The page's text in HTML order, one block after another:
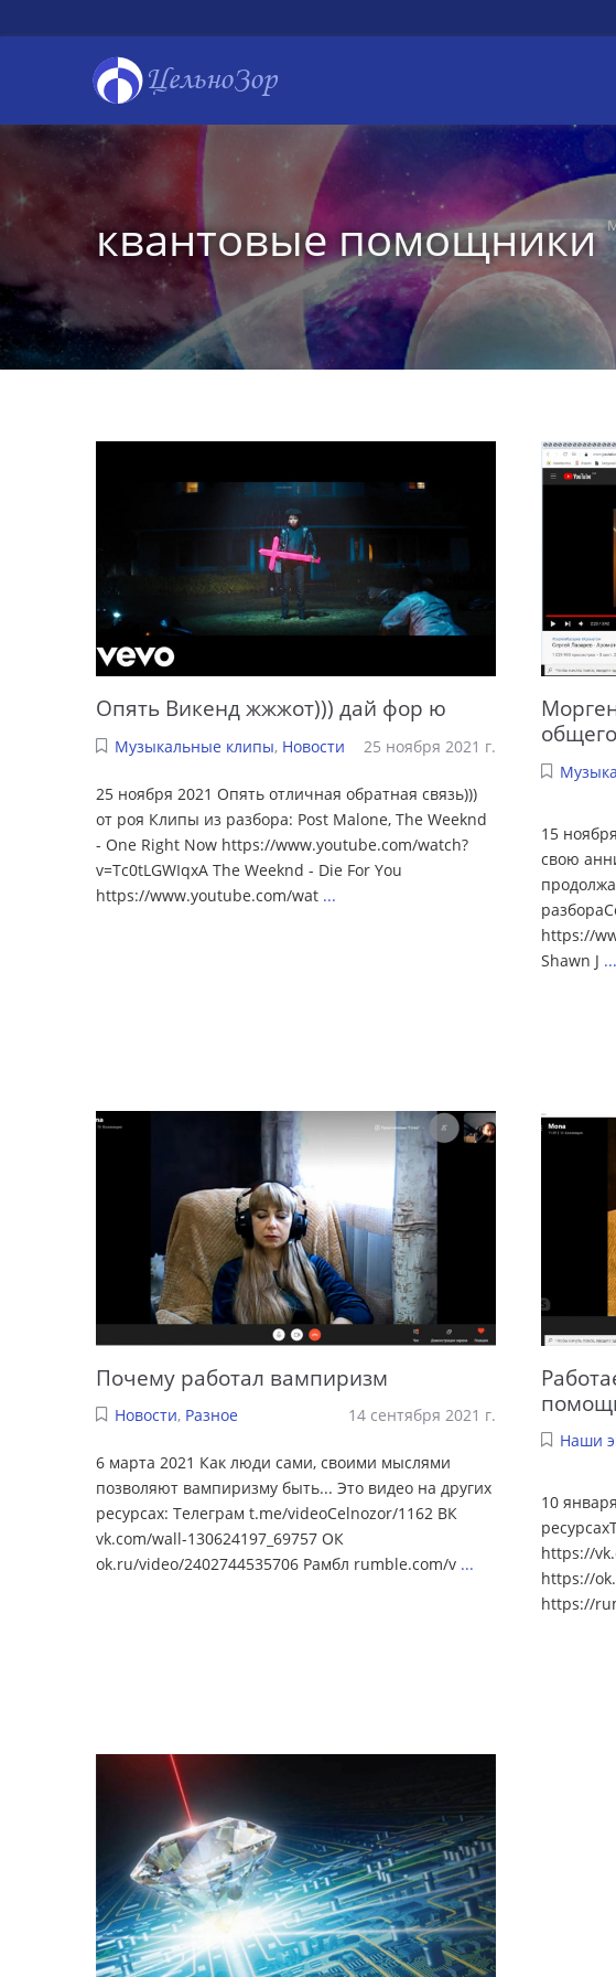
ЦельноЗор
квантовые помощники
Опять Викенд жжжот))) дай фор ю
Музыкальные клипы, Новости 25 ноября 2021 г.
25 ноября 2021 Опять отличная обратная связь)))
от роя Клипы из разбора: Post Malone, The Weeknd
- One Right Now https://www.youtube.com/watch?
v=Tc0tLGWIqxA The Weeknd - Die For You
https://www.youtube.com/wat ...
15
свою
https://
Shawn J ...
Почему работал вампиризм
Новости, Разное 14 сентября 2021 г.
6 марта 2021 Как люди сами, своими мыслями
позволяют вампиризму быть... Это видео на других
ресурсах: Телеграм t.me/videoCelnozor/1162 ВК
vk.com/wall-130624197_69757 ОК
ok.ru/video/2402744535706 Рамбл rumble.com/v ...
Наши
10
https://
https://
https://